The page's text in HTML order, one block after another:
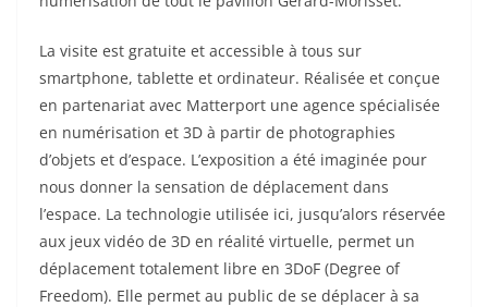
La visite est gratuite et accessible à tous sur
smartphone, tablette et ordinateur. Réalisée et conçue
en partenariat avec Matterport une agence spécialisée
en numérisation et 3D à partir de photographies
d’objets et d’espace. L’exposition a été imaginée pour
nous donner la sensation de déplacement dans
l’espace. La technologie utilisée ici, jusqu’alors réservée
aux jeux vidéo de 3D en réalité virtuelle, permet un
déplacement totalement libre en 3DoF (Degree of
Freedom). Elle permet au public de se déplacer à sa